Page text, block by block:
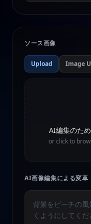
ソース画像
Upload Image
AI編集のた
or click to
AI画像編集による変革